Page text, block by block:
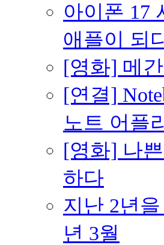
아이폰 17
애플이 되
[영화] 메
[연결]
노트 어플
[영화] 나
하다
지난 2년
년 3월